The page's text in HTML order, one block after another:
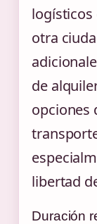
logísticos
otra
de
opciones
libertad
Duración